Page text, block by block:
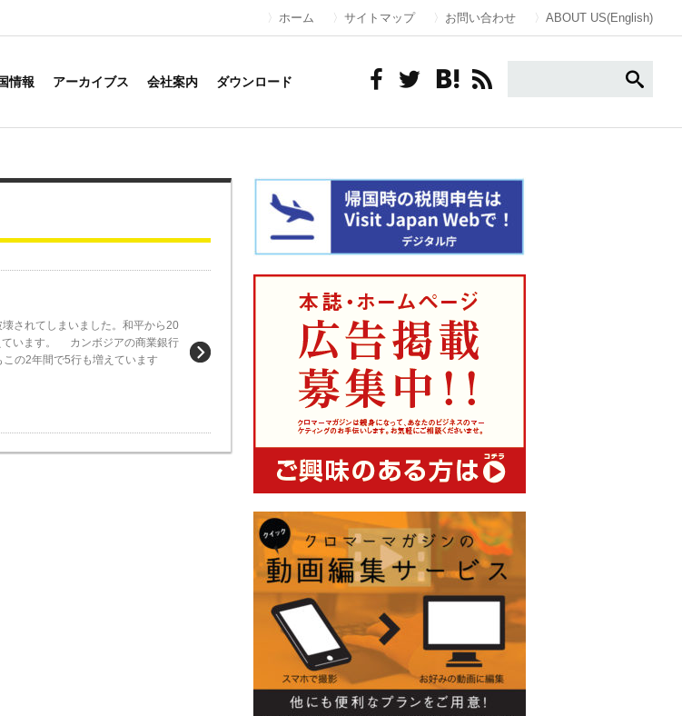
ホーム サイトマップ お問い合わせ ABOUT US(English)
情報 アーカイブス 会社案内 ダウンロード
されてしまいました。和平から20
ています。 カンボジアの商業銀行
の2年間で5行も増えています